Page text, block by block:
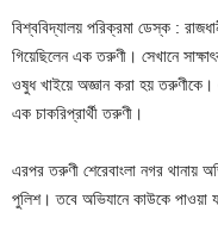
বিশ্ববিদ্যালয় পরিক্রমা ডেস্ক :
গিয়েছিলেন এক তরুণী। সেখানে
ওষুধ খাইয়ে অজ্ঞান করা হয়
এক চাকরিপ্রার্থী তরুণী।
এরপর তরুণী শেরেবাংলা নগর থানায়
পুলিশ। তবে অভিযানে কাউকে পাওয়া